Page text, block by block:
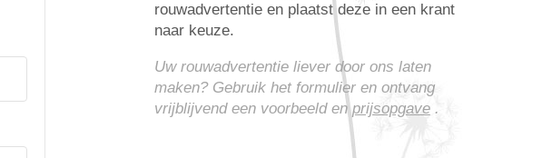
rouwadvertentie en plaatst deze in een krant
naar keuze.
Uw rouwadvertentie liever door ons laten
maken? Gebruik het formulier en ontvang
vrijblijvend een voorbeeld enprijsopgave.